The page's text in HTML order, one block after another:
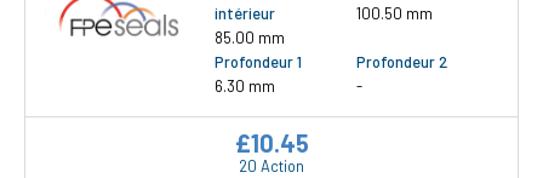
intérieur
85.00 mm
100.50 mm
Profondeur 1
6.30 mm
Profondeur 2
-
20 Action
£10.45